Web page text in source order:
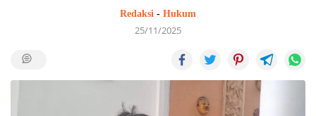
Redaksi - Hukum
25/11/2025